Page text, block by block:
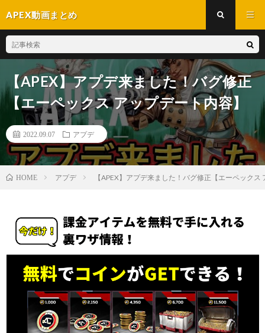
APEX動画まとめ
【APEX】アプデ来ました！バグ修正
【エーペックス アップデート内容】
2022.09.07 アプデ
HOME アプデ 【APEX】アプデ来ました！バグ修正【エーペックス